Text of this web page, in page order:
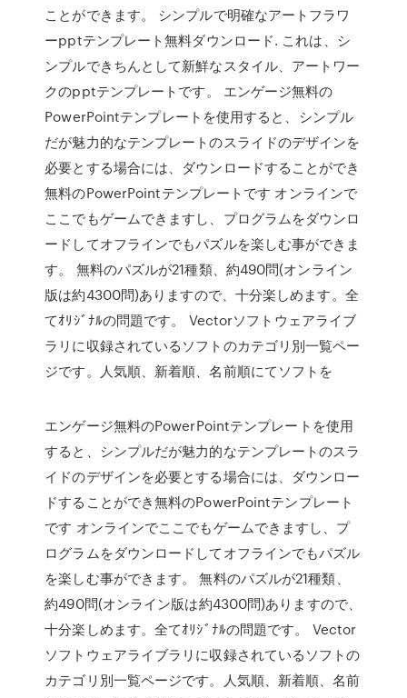
ことができます。 シンプルで明確なアートフラワ
ーpptテンプレート無料ダウンロード. これは、シ
ンプルできちんとして新鮮なスタイル、アートワー
クのpptテンプレートです。 エンゲージ無料の
PowerPointテンプレートを使用すると、シンプル
だが魅力的なテンプレートのスライドのデザインを
必要とする場合には、ダウンロードすることができ
無料のPowerPointテンプレートです オンラインで
ここでもゲームできますし、プログラムをダウンロ
ードしてオフラインでもパズルを楽しむ事ができま
す。 無料のパズルが21種類、約490問(オンライン
版は約4300問)ありますので、十分楽しめます。全
てｵﾘｼﾞﾅﾙの問題です。 Vectorソフトウェアライブ
ラリに収録されているソフトのカテゴリ別一覧ペー
ジです。人気順、新着順、名前順にてソフトを
エンゲージ無料のPowerPointテンプレートを使用
すると、シンプルだが魅力的なテンプレートのスラ
イドのデザインを必要とする場合には、ダウンロー
ドすることができ無料のPowerPointテンプレート
です オンラインでここでもゲームできますし、プ
ログラムをダウンロードしてオフラインでもパズル
を楽しむ事ができます。 無料のパズルが21種類、
約490問(オンライン版は約4300問)ありますので、
十分楽しめます。全てｵﾘｼﾞﾅﾙの問題です。 Vector
ソフトウェアライブラリに収録されているソフトの
カテゴリ別一覧ページです。人気順、新着順、名前